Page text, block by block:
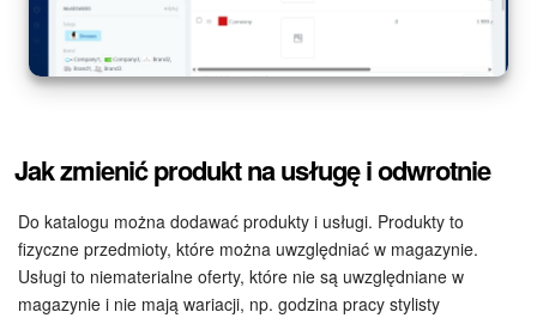
Jak zmienić produkt na usługę i odwrotnie
Do katalogu można dodawać produkty i usługi. Produkty to
fizyczne przedmioty, które można uwzględniać w magazynie.
Usługi to niematerialne oferty, które nie są uwzględniane w
magazynie i nie mają wariacji, np. godzina pracy stylisty